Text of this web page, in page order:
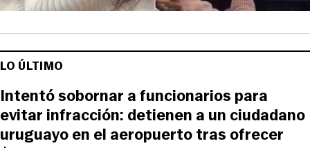
LO ÚLTIMO
Intentó sobornar a funcionarios para
evitar infracción: detienen a un ciudadano
uruguayo en el aeropuerto tras ofrecer